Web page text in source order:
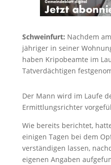
Schweinfurt: Nachdem
jähriger in seiner
haben Kripobeamte im
Tatverdächtigen
Der Mann wird im Laufe
Ermittlungsrichter
Wie bereits berichtet,
einigen Tagen bei dem
verständigen lassen,
eigenen Angaben